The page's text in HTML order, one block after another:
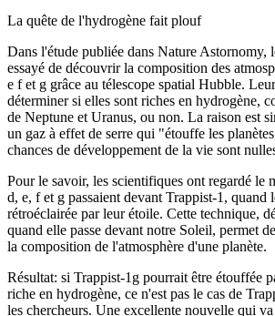
La quête de l'hydrogène fait plouf
Dans l'étude publiée dans Nature Astornomy,
essayé de découvrir la composition des
e f et g grâce au télescope spatial Hubble.
déterminer si elles sont riches en hydrogène,
de Neptune et Uranus, ou non. La raison est
un gaz à effet de serre qui "étouffe les
chances de développement de la vie sont
Pour le savoir, les scientifiques ont regardé le
d, e, f et g passaient devant Trappist-1, quand
rétroéclairée par leur étoile. Cette technique,
quand elle passe devant notre Soleil, permet
la composition de l'atmosphère d'une planète.
Résultat: si Trappist-1g pourrait être étouffée
riche en hydrogène, ce n'est pas le cas de
les chercheurs. Une excellente nouvelle qui va